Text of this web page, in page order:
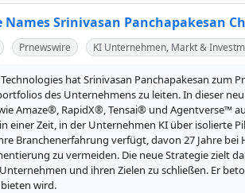
Names Srinivasan Panchapakesan
Prnewswire KI Unternehmen, Markt &
hat Srinivasan Panchapakesan
des Unternehmens zu leiten. In dieser
Amaze®, RapidX®, Tensai® und Agentverse™
einer Zeit, in der Unternehmen KI über isolierte
Branchenerfahrung verfügt, davon 27 Jahre
zu vermeiden. Die neue Strategie zielt
und ihren Zielen zu schließen. Er
wird.